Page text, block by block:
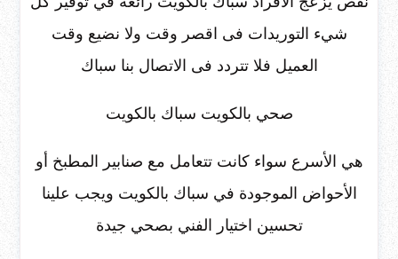
شيء التوريدات فى اقصر وقت ولا نضيع وقت
العميل فلا تتردد فى الاتصال بنا سباك
صحي بالكويت سباك بالكويت
هي الأسرع سواء كانت تتعامل مع صنابير المطبخ أو
الأحواض الموجودة في سباك بالكويت ويجب علينا
تحسين اختيار الفني بصحي جيدة